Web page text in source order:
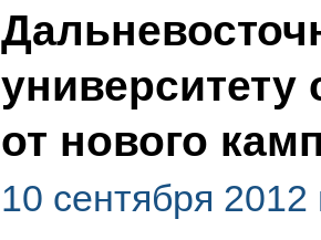
университету
от нового
10 сентября